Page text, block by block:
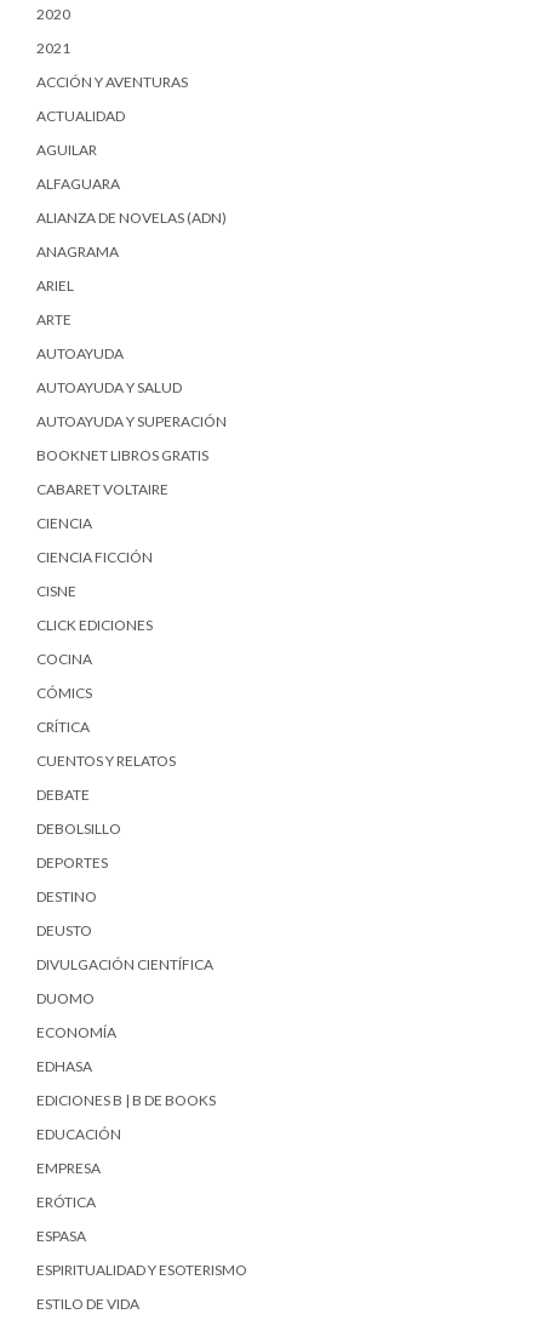
2020
2021
ACCIÓN Y AVENTURAS
ACTUALIDAD
AGUILAR
ALFAGUARA
ALIANZA DE NOVELAS (ADN)
ANAGRAMA
ARIEL
ARTE
AUTOAYUDA
AUTOAYUDA Y SALUD
AUTOAYUDA Y SUPERACIÓN
BOOKNET LIBROS GRATIS
CABARET VOLTAIRE
CIENCIA
CIENCIA FICCIÓN
CISNE
CLICK EDICIONES
COCINA
CÓMICS
CRÍTICA
CUENTOS Y RELATOS
DEBATE
DEBOLSILLO
DEPORTES
DESTINO
DEUSTO
DIVULGACIÓN CIENTÍFICA
DUOMO
ECONOMÍA
EDHASA
EDICIONES B | B DE BOOKS
EDUCACIÓN
EMPRESA
ERÓTICA
ESPASA
ESPIRITUALIDAD Y ESOTERISMO
ESTILO DE VIDA